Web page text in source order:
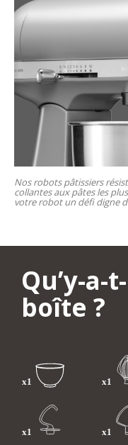
Nos robots pâtissiers
collantes aux pâtes les
votre robot un défi digne
Qu’y-a-
boîte ?